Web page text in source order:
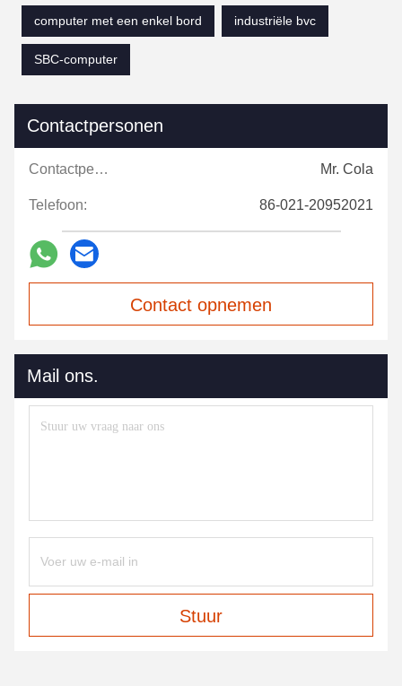
computer met een enkel bord
industriële bvc
SBC-computer
Contactpersonen
Contactpersonen: Mr. Cola
Telefoon: 86-021-20952021
Contact opnemen
Mail ons.
Stuur